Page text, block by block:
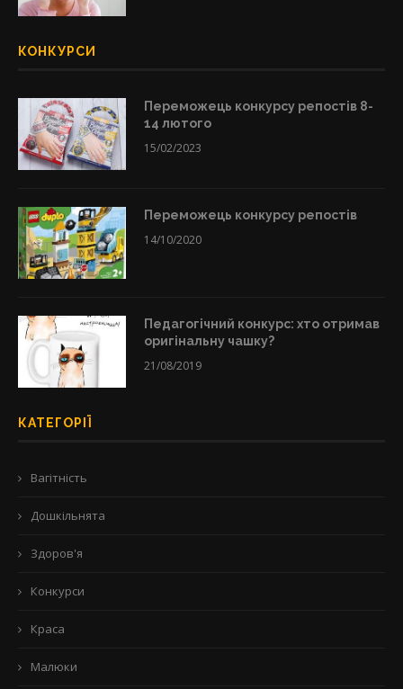
КОНКУРСИ
Переможець конкурсу репостів 8-
14 лютого
15/02/2023
Переможець конкурсу репостів
14/10/2020
Педагогічний конкурс: хто отримав
оригінальну чашку?
21/08/2019
КАТЕГОРІЇ
Вагітність
Дошкільнята
Здоров'я
Конкурси
Краса
Малюки